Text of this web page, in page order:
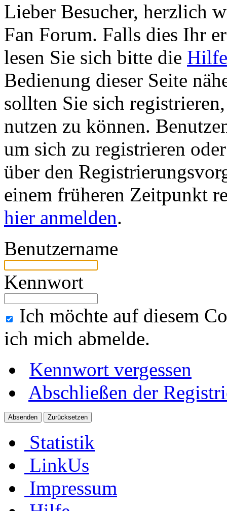
Lieber Besucher, herzlich
Fan Forum. Falls dies Ihr
lesen Sie sich bitte die Hilfe
Bedienung dieser Seite
sollten Sie sich
nutzen zu können.
um sich zu registrieren
über den
einem früheren Zeitpunkt
hier anmelden.
Benutzername
Kennwort
Ich möchte auf diesem
ich mich abmelde.
Kennwort vergessen
Abschließen der
Statistik
LinkUs
Impressum